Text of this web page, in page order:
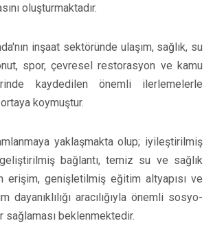
oluşturmaktadır.
inşaat sektöründe ulaşım, sağlık, su
spor, çevresel restorasyon ve kamu
kaydedilen önemli ilerlemelerle
koymuştur.
yaklaşmakta olup; iyileştirilmiş
bağlantı, temiz su ve sağlık
erişim, genişletilmiş eğitim altyapısı ve
dayanıklılığı aracılığıyla önemli sosyo-
sağlaması beklenmektedir.